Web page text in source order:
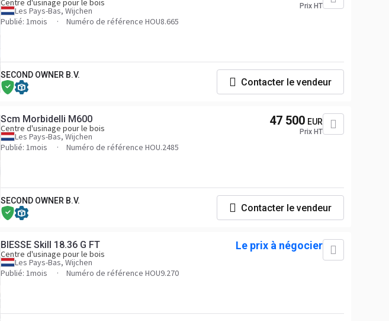
Centre d'usinage pour le bois
Les Pays-Bas, Wijchen
Publié: 1mois
Numéro de référence HOU8.665
Prix HT
SECOND OWNER B.V.
Contacter le vendeur
Scm Morbidelli M600
Centre d'usinage pour le bois
Les Pays-Bas, Wijchen
Publié: 1mois
Numéro de référence HOU.2485
47 500 EUR
Prix HT
SECOND OWNER B.V.
Contacter le vendeur
BIESSE Skill 18.36 G FT
Centre d'usinage pour le bois
Les Pays-Bas, Wijchen
Publié: 1mois
Numéro de référence HOU9.270
Le prix à négocier